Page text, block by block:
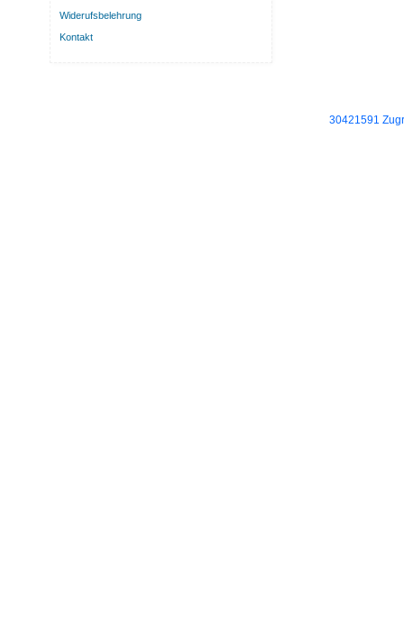
Widerufsbelehrung
Kontakt
30421591